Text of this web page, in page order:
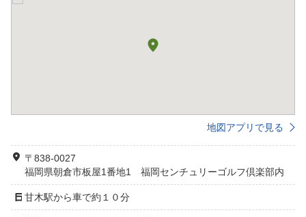
地図アプリで見る
〒838-0027
福岡県朝倉市板屋1番地1 福岡センチュリーゴルフ倶楽部内
甘木駅から車で約１０分